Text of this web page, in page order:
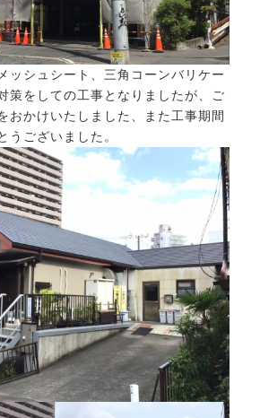
ッシュシート、三角コーンバリケー
策をしての工事となりましたが、ご
おかけいたしました、また工事期間
うございました。